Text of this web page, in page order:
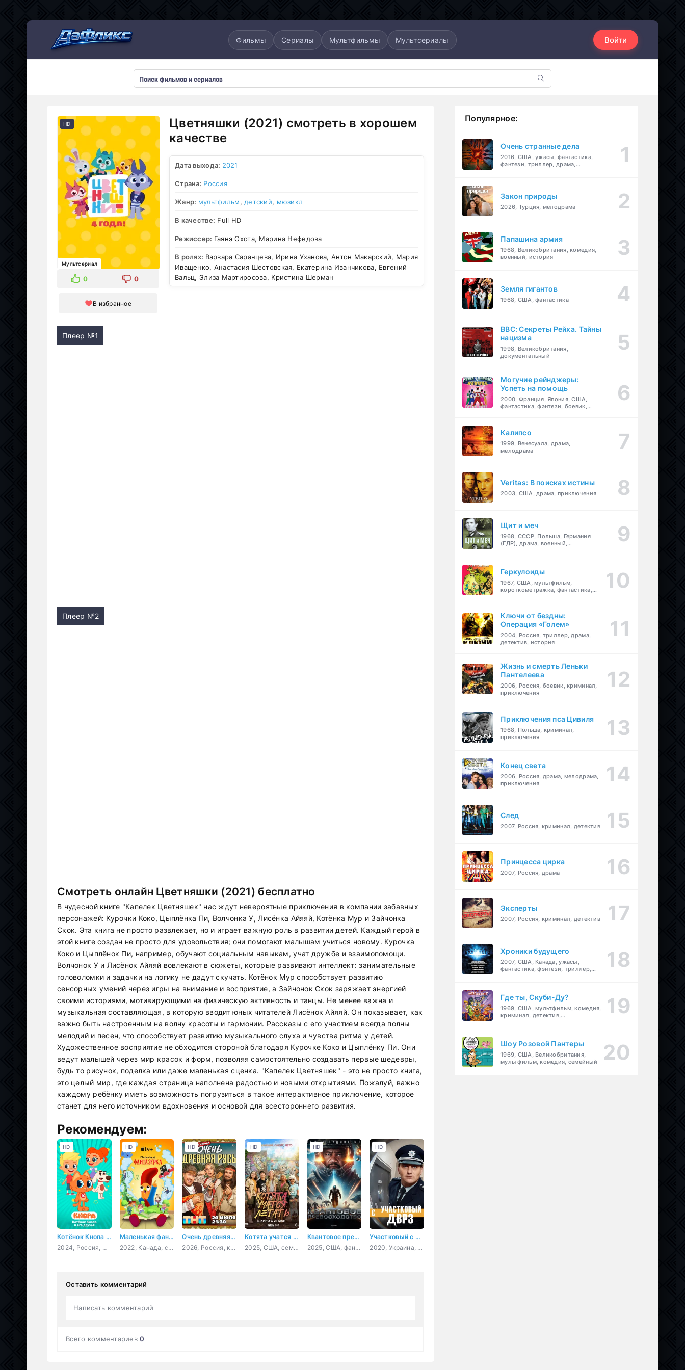
Фильмы Сериалы Мультфильмы Мультсериалы Войти
HD
Мультсериал
0 0
В избранное
Цветняшки (2021) смотреть в хорошем
качестве
Дата выхода: 2021
Страна: Россия
Жанр: мультфильм, детский, мюзикл
В качестве: Full HD
Режиссер: Гаянэ Охота, Марина Нефедова
В ролях: Варвара Саранцева, Ирина Уханова, Антон Макарский, Мария
Иващенко, Анастасия Шестовская, Екатерина Иванчикова, Евгений
Вальц, Элиза Мартиросова, Кристина Шерман
Плеер №1
Плеер №2
Смотреть онлайн Цветняшки (2021) бесплатно
В чудесной книге "Капелек Цветняшек" нас ждут невероятные приключения в компании забавных
персонажей: Курочки Коко, Цыплёнка Пи, Волчонка У, Лисёнка Айяяй, Котёнка Мур и Зайчонка
Скок. Эта книга не просто развлекает, но и играет важную роль в развитии детей. Каждый герой в
этой книге создан не просто для удовольствия; они помогают малышам учиться новому. Курочка
Коко и Цыплёнок Пи, например, обучают социальным навыкам, учат дружбе и взаимопомощи.
Волчонок У и Лисёнок Айяяй вовлекают в сюжеты, которые развивают интеллект: занимательные
головоломки и задачки на логику не дадут скучать. Котёнок Мур способствует развитию
сенсорных умений через игры на внимание и восприятие, а Зайчонок Скок заряжает энергией
своими историями, мотивирующими на физическую активность и танцы. Не менее важна и
музыкальная составляющая, в которую вводит юных читателей Лисёнок Айяяй. Он показывает, как
важно быть настроенным на волну красоты и гармонии. Рассказы с его участием всегда полны
мелодий и песен, что способствует развитию музыкального слуха и чувства ритма у детей.
Художественное восприятие не обходится стороной благодаря Курочке Коко и Цыплёнку Пи. Они
ведут малышей через мир красок и форм, позволяя самостоятельно создавать первые шедевры,
будь то рисунок, поделка или даже маленькая сценка. "Капелек Цветняшек" - это не просто книга,
это целый мир, где каждая страница наполнена радостью и новыми открытиями. Пожалуй, важно
каждому ребёнку иметь возможность погрузиться в такое интерактивное приключение, которое
станет для него источником вдохновения и основой для всестороннего развития.
Рекомендуем:
Котёнок Кнопа и его друзья
2024, Россия, мультфильм, комедия, приключения, семейный
HD
Маленькая фантазерка
2022, Канада, семейный
HD
Очень древняя Русь
2026, Россия, комедия
HD
Котята учатся летать
2025, США, семейный
HD
Квантовое превосходство
2025, США, фантастика, боевик, приключения
HD
Участковый с ДВРЗ
2020, Украина, детектив, комедия
HD
Оставить комментарий
Написать комментарий
Всего комментариев0
Популярное:
Очень странные дела
2016, США, ужасы, фантастика,
фэнтези, триллер, драма,
Закон природы
2026, Турция, мелодрама
Папашина армия
1968, Великобритания, комедия,
военный, история
Земля гигантов
1968, США, фантастика
BBC: Секреты Рейха. Тайны
нацизма
1998, Великобритания,
документальный
Могучие рейнджеры:
Успеть на помощь
2000, Франция, Япония, США,
фантастика, фэнтези, боевик,
Калипсо
1999, Венесуэла, драма,
мелодрама
Veritas: В поисках истины
2003, США, драма, приключения
Щит и меч
1968, СССР, Польша, Германия
(ГДР), драма, военный,
Геркулоиды
1967, США, мультфильм,
короткометражка, фантастика,
Ключи от бездны:
Операция «Голем»
2004, Россия, триллер, драма,
детектив, история
Жизнь и смерть Леньки
Пантелеева
2006, Россия, боевик, криминал,
приключения
Приключения пса Цивиля
1968, Польша, криминал,
приключения
Конец света
2006, Россия, драма, мелодрама,
приключения
След
2007, Россия, криминал, детектив
Принцесса цирка
2007, Россия, драма
Эксперты
2007, Россия, криминал, детектив
Хроники будущего
2007, США, Канада, ужасы,
фантастика, фэнтези, триллер,
Где ты, Скуби-Ду?
1969, США, мультфильм, комедия,
криминал, детектив,
Шоу Розовой Пантеры
1969, США, Великобритания,
мультфильм, комедия, семейный
Мультсериалы